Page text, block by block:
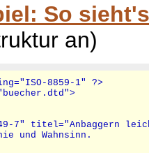
So
an)
8859-1" ?>
"buecher.dtd">
7" titel="Anbaggern
und Wahnsinn.